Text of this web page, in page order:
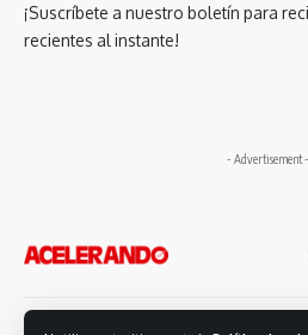
¡Suscríbete a nuestro boletín para
recientes al instante!
- Advertisement -